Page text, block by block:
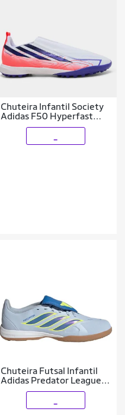
Chuteira Infantil Society
Adidas F50 Hyperfast
League
Chuteira Futsal Infantil
Adidas Predator League
Língua Dobrável